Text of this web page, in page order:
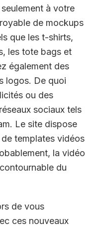
à votre
de mockups
que les t-shirts,
les tote bags et
également des
logos. De quoi
ou des
sociaux tels
Le site dispose
de templates vidéos
la vidéo
du
de vous
ces nouveaux